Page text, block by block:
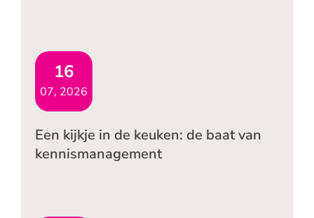
16
07, 2026
Een kijkje in de keuken: de baat van
kennismanagement